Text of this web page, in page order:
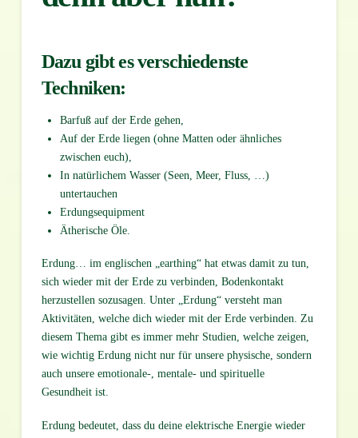
Dazu gibt es verschiedenste
Techniken:
Barfuß auf der Erde gehen,
Auf der Erde liegen (ohne Matten oder ähnliches
zwischen euch),
In natürlichem Wasser (Seen, Meer, Fluss, …)
untertauchen
Erdungsequipment
Ätherische Öle.
Erdung… im englischen „earthing“ hat etwas damit zu tun,
sich wieder mit der Erde zu verbinden, Bodenkontakt
herzustellen sozusagen. Unter „Erdung“ versteht man
Aktivitäten, welche dich wieder mit der Erde verbinden. Zu
diesem Thema gibt es immer mehr Studien, welche zeigen,
wie wichtig Erdung nicht nur für unsere physische, sondern
auch unsere emotionale-, mentale- und spirituelle
Gesundheit ist.
Erdung bedeutet, dass du deine elektrische Energie wieder